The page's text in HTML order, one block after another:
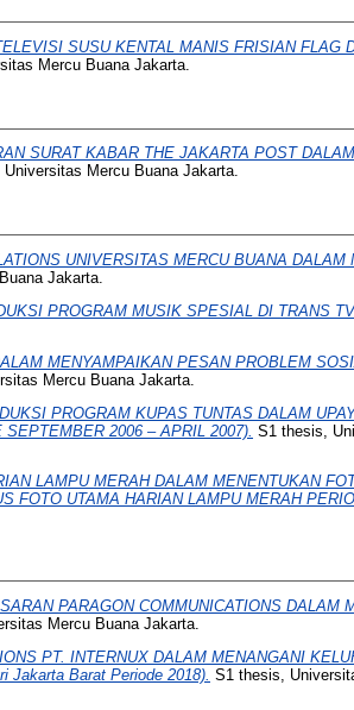
SUSU KENTAL MANIS FRISIAN FLAG
Mercu Buana Jakarta.
SURAT KABAR THE JAKARTA POST DALAM
Mercu Buana Jakarta.
UNIVERSITAS MERCU BUANA DALAM
Jakarta.
PROGRAM MUSIK SPESIAL DI TRANS
MENYAMPAIKAN PESAN PROBLEM
Mercu Buana Jakarta.
PROGRAM KUPAS TUNTAS DALAM
2006 – APRIL 2007). S1 thesis,
LAMPU MERAH DALAM MENENTUKAN
FOTO UTAMA HARIAN LAMPU MERAH
PARAGON COMMUNICATIONS DALAM
Mercu Buana Jakarta.
PT. INTERNUX DALAM MENANGANI
Jakarta Barat Periode 2018). S1 thesis,